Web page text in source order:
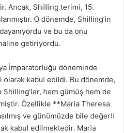
Ancak, Shilling terimi, 15.
O dönemde, Shilling’in
ve bu da onu
getiriyordu.
İmparatorluğu döneminde
kabul edildi. Bu dönemde,
Shilling’ler, hem gümüş hem de
Özellikle **Maria Theresa
ve günümüzde bile değerli
kabul edilmektedir. Maria